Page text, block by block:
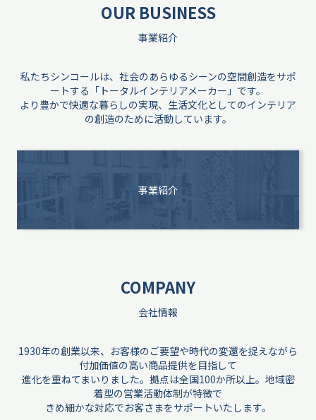
OUR BUSINESS
事業紹介
私たちシンコールは、社会のあらゆるシーンの空間創造をサポ
ートする「トータルインテリアメーカー」です。
より豊かで快適な暮らしの実現、生活文化としてのインテリア
の創造のために活動しています。
事業紹介
COMPANY
会社情報
1930年の創業以来、お客様のご要望や時代の変還を捉えながら
付加価値の高い商品提供を目指して
進化を重ねてまいりました。拠点は全国100か所以上。地域密
着型の営業活動体制が特徴で
きめ細かな対応でお客さまをサポートいたします。